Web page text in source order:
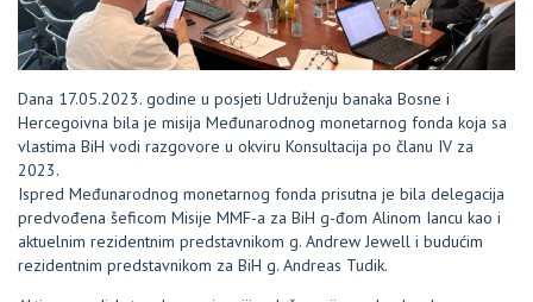
Dana 17.05.2023. godine u posjeti Udruženju banaka Bosne i
Hercegoivna bila je misija Međunarodnog monetarnog fonda koja sa
vlastima BiH vodi razgovore u okviru Konsultacija po članu IV za
2023.
Ispred Međunarodnog monetarnog fonda prisutna je bila delegacija
predvođena šeficom Misije MMF-a za BiH g-đom Alinom Iancu kao i
aktuelnim rezidentnim predstavnikom g. Andrew Jewell i budućim
rezidentnim predstavnikom za BiH g. Andreas Tudik.